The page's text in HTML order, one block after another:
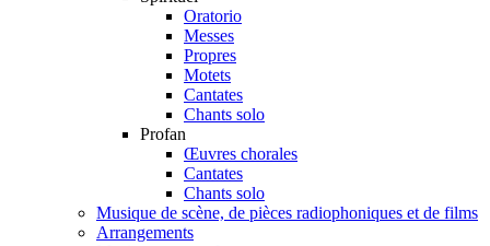
Oratorio
Messes
Propres
Motets
Cantates
Chants solo
Profan
Œuvres chorales
Cantates
Chants solo
Musique de scène, de pièces radiophoniques et de films
Arrangements